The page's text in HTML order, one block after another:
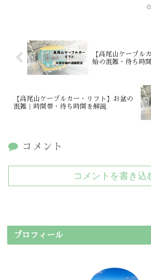
【高尾山ケーブル
始の混雑・待ち時
【高尾山ケーブルカー・リフト】お盆の
混雑｜時間帯・待ち時間を解説
コメント
コメントを書き込
プロフィール